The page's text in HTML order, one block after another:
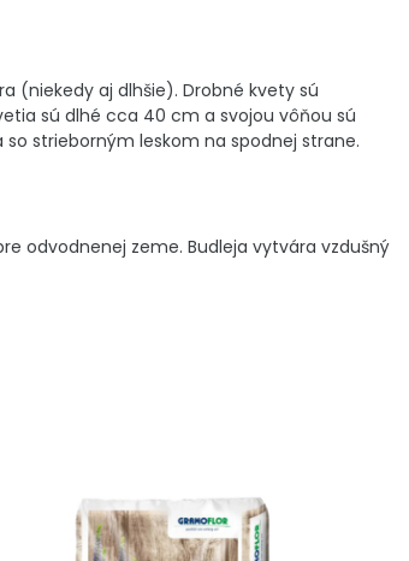
(niekedy aj dlhšie). Drobné kvety sú
sú dlhé cca 40 cm a svojou vôňou sú
strieborným leskom na spodnej strane.
odvodnenej zeme. Budleja vytvára vzdušný